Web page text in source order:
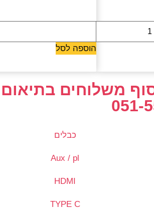
הוספה לסל
משלוחים
כבלים
Aux / pl
HDMI
TYPE C